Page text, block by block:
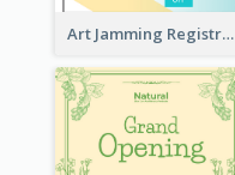
Art Jamming Registration Facebook Post